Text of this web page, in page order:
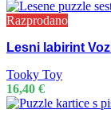
Razprodano
Lesni labirint
Tooky Toy
16,40 €